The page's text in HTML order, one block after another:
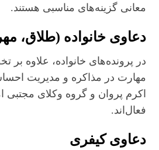
معانی گزینه‌های مناسبی هستند.
دعاوی خانواده (طلاق،
در پرونده‌های خانواده، علاوه
مهارت در مذاکره و مدیریت
اکرم پروان و گروه وکلای مجتبی
فعال‌اند.
دعاوی کیفری